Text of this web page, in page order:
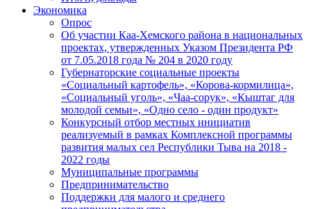
Экономика
Опрос
Об участии Каа-Хемского района в национальных
проектах, утвержденных Указом Президента РФ
от 7.05.2018 года № 204 в 2020 году
Губернаторские социальные проекты
«Социальный картофель», «Корова-кормилица»,
«Социальный уголь», «Чаа-сорук», «Кыштаг для
молодой семьи», «Одно село - один продукт»
Конкурсный отбор местных инициатив
реализуемый в рамках Комплексной программы
развития малых сел Республики Тыва на 2018 -
2022 годы
Муниципальные программы
Предпринимательство
Поддержки для малого и среднего